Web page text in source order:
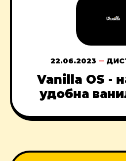
22.06.2023
Vanilla OS -
удобна